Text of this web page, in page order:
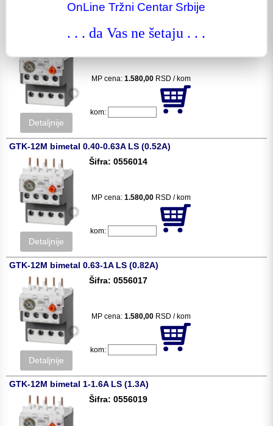
OnLine Tržni Centar Srbije
. . . da Vas ne šetaju . . .
GTK-12M bimetal 0.25-0.40A LS (0.33A)
Detaljnije
MP cena: 1.580,00 RSD / kom
kom:
GTK-12M bimetal 0.40-0.63A LS (0.52A)
Detaljnije
Šifra: 0556014
MP cena: 1.580,00 RSD / kom
kom:
GTK-12M bimetal 0.63-1A LS (0.82A)
Detaljnije
Šifra: 0556017
MP cena: 1.580,00 RSD / kom
kom:
GTK-12M bimetal 1-1.6A LS (1.3A)
Šifra: 0556019